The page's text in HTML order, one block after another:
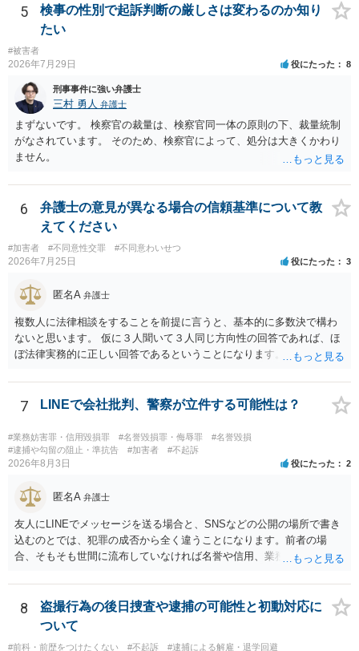
ないのであれば、何も疑われる筋合いは無いわけですし狼狽える必要
はないですね。
5
検事の性別で起訴判断の厳しさは変わるのか知り
たい
#被害者
2026年7月29日 役にたった 8
刑事事件に強い弁護士
三村 勇人 弁護士
まずないです。 検察官の裁量は、検察官同一体の原則の下、裁量統制
がなされています。 そのため、検察官によって、処分は大きくかわり
ません。
6
弁護士の意見が異なる場合の信頼基準について教
えてください
#加害者 #不同意性交罪 #不同意わいせつ
2026年7月25日 役にたった 3
匿名A 弁護士
複数人に法律相談をすることを前提に言うと、基本的に多数決で構わ
ないと思います。 仮に３人聞いて３人同じ方向性の回答であれば、ほ
ぼ法律実務的に正しい回答であるということになります。 ３人聞いて
２になった場合は、どちらも法律実務的にありえるということであ
り、３人の弁護士の中で、一番相性の良いいざというときに弁護を頼
みたい弁護士を決め、その弁護士の発言を信じるということになりま
す。 その３人の中で「逮捕されない」と断言した弁護士には基本的に
委任しないほうがよいと思われます。 そもそも意見が分かれるような
事案で、断言すること自体が不適切であるからです。 ただ、相談者が
の気持ちを理解した上で、「逮捕されてもすぐに（自ら）接見して、
士に予め費用の見積もりをしておいても良いかと思われます。
7 LINEで会社批判、警察が立件する可能性は？
#業務妨害罪・信用毀損罪 #名誉毀損罪・侮辱罪
#名誉毀損
#逮捕や勾留の阻止・準抗告
#加害者 #不起訴
2026年8月3日 役にたった 2
匿名A 弁護士
友人にLINEでメッセージを送る場合と、SNSなどの公開の場所で書き
込むのとでは、犯罪の成否から全く違うことになります。前者の場
合、そもそも世間に流布していなければ名誉や信用、業務にかかる犯
8
盗撮行為の後日捜査や逮捕の可能性と初動対応に
ついて
#前科・前歴をつけたくない #不起訴
#逮捕による解雇・退学回避